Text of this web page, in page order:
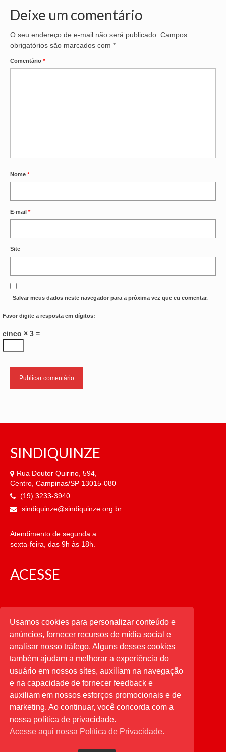
Deixe um comentário
O seu endereço de e-mail não será publicado. Campos
obrigatórios são marcados com *
Comentário *
Nome *
E-mail *
Site
Salvar meus dados neste navegador para a próxima vez que eu comentar.
Favor digite a resposta em dígitos:
cinco × 3 =
SINDIQUINZE
Rua Doutor Quirino, 594,
Centro, Campinas/SP 13015-080
(19) 3233-3940
sindiquinze@sindiquinze.org.br
Atendimento de segunda a
sexta-feira, das 9h às 18h.
ACESSE
CATEGORIAS
CATEGORIAS
PESQUISAR
Buscar
por:
Usamos cookies para personalizar conteúdo e
anúncios, fornecer recursos de mídia social e
analisar nosso tráfego. Alguns desses cookies
também ajudam a melhorar a experiência do
usuário em nossos sites, auxiliam na navegação
e na capacidade de fornecer feedback e
auxiliam em nossos esforços promocionais e de
marketing. Ao continuar, você concorda com a
nossa política de privacidade.
Acesse aqui nossa Política de Privacidade.